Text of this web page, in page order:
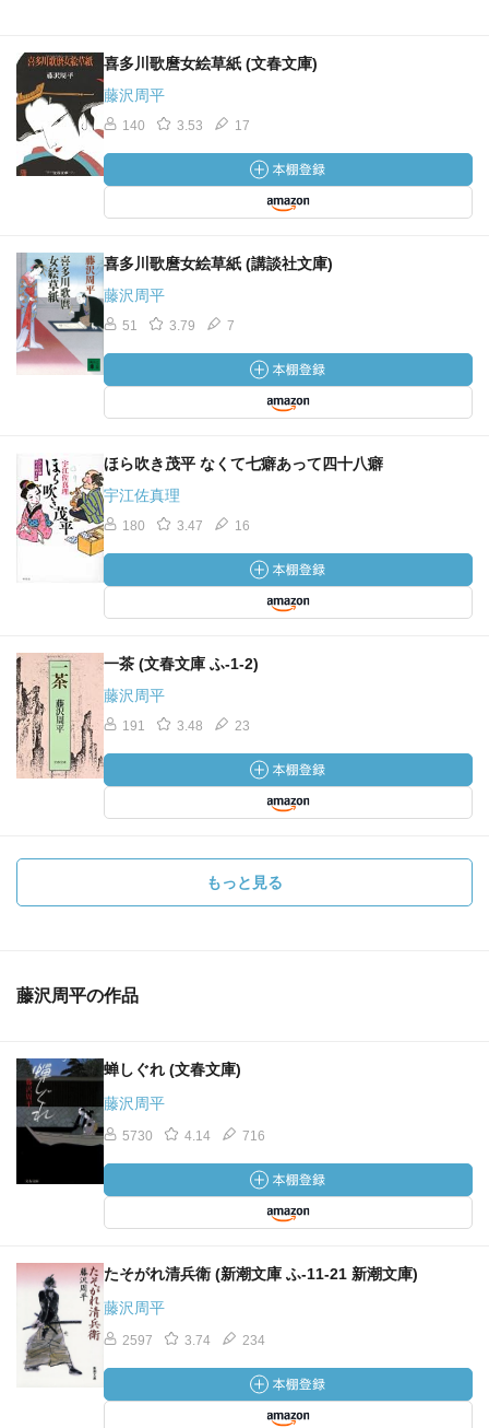
喜多川歌麿女絵草紙 (文春文庫)
藤沢周平
140 3.53 17
喜多川歌麿女絵草紙 (講談社文庫)
藤沢周平
51 3.79 7
ほら吹き茂平 なくて七癖あって四十八癖
宇江佐真理
180 3.47 16
一茶 (文春文庫 ふ-1-2)
藤沢周平
191 3.48 23
もっと見る
藤沢周平の作品
蝉しぐれ (文春文庫)
藤沢周平
5730 4.14 716
たそがれ清兵衛 (新潮文庫 ふ-11-21 新潮文庫)
藤沢周平
2597 3.74 234